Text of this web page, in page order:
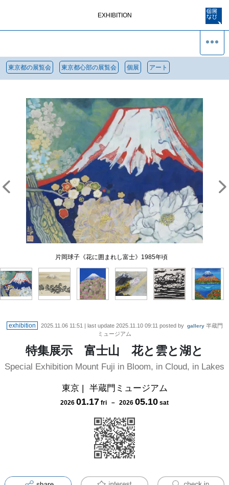
EXHIBITION
東京都の展覧会 東京都心部の展覧会 個展 アート
片岡球子《花に囲まれし富士》1985年頃
横山大観《霊峰不二》1939年
平松礼二《路・花嶽》1990年頃
野田好子《飛翔》1993年
笹島喜平《飛雲富士Ｂ》1967年
櫻井孝美《錦秋》1992年
exhibition 2025.11.06 11:51 | last update 2025.11.10 09:11 posted by gallery 半蔵門
ミュージアム
特集展示 富士山 花と雲と湖と
Special Exhibition Mount Fuji in Bloom, in Cloud, in Lakes
東京| 半蔵門ミュージアム
2026 01.17 fri － 2026 05.10 sat